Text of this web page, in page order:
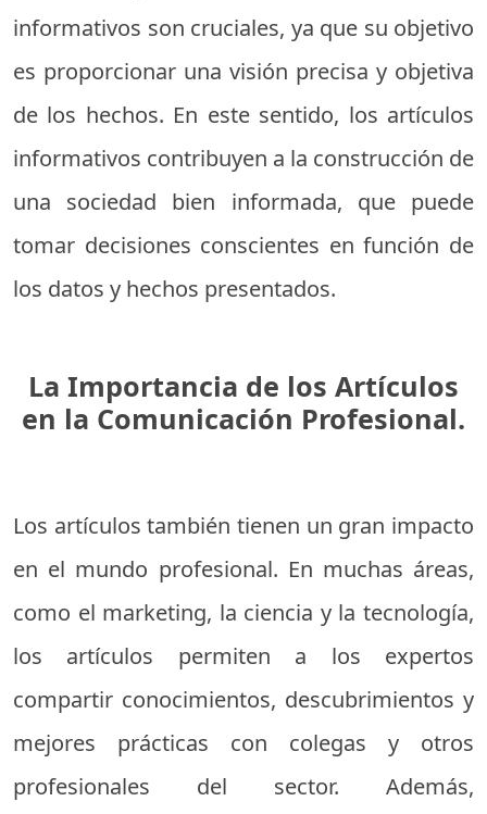
informativos son cruciales, ya que su objetivo
es proporcionar una visión precisa y objetiva
de los hechos. En este sentido, los artículos
informativos contribuyen a la construcción de
una sociedad bien informada, que puede
tomar decisiones conscientes en función de
los datos y hechos presentados.
La Importancia de los Artículos
en la Comunicación Profesional.
Los artículos también tienen un gran impacto
en el mundo profesional. En muchas áreas,
como el marketing, la ciencia y la tecnología,
los artículos permiten a los expertos
compartir conocimientos, descubrimientos y
mejores prácticas con colegas y otros
profesionales del sector. Además,